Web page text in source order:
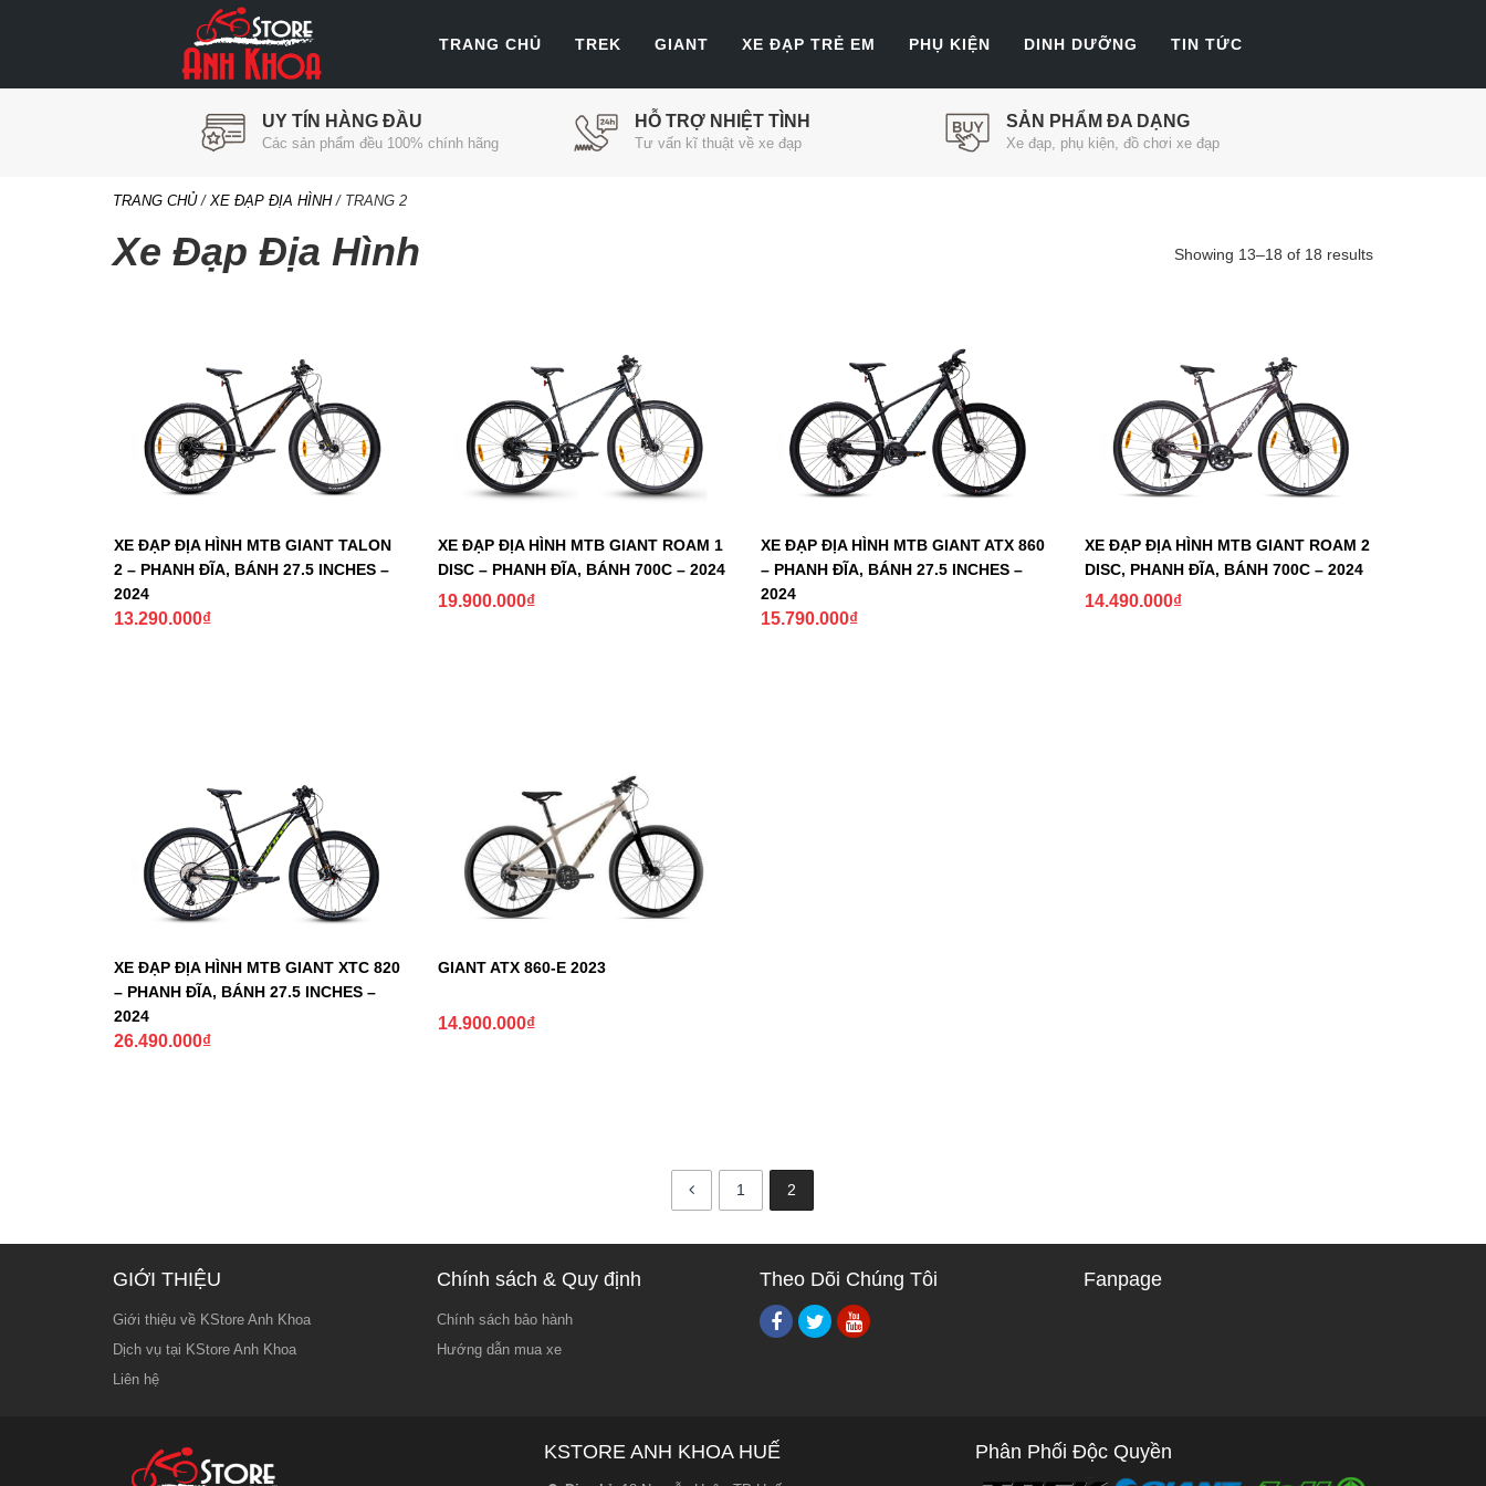
TRANG CHỦ TREK GIANT XE ĐẠP TRẺ EM PHỤ KIỆN DINH DƯỠNG TIN TỨC
UY TÍN HÀNG ĐẦU
Các sản phẩm đều 100% chính hãng
HỖ TRỢ NHIỆT TÌNH
Tư vấn kĩ thuật về xe đạp
SẢN PHẨM ĐA DẠNG
Xe đạp, phụ kiện, đồ chơi xe đạp
TRANG CHỦ/ XE ĐẠP ĐỊA HÌNH/ TRANG 2
Xe Đạp Địa Hình Showing 13–18 of 18 results
XE ĐẠP ĐỊA HÌNH MTB GIANT TALON
2 – PHANH ĐĨA, BÁNH 27.5 INCHES –
2024
13.290.000₫
XE ĐẠP ĐỊA HÌNH MTB GIANT ROAM 1
DISC – PHANH ĐĨA, BÁNH 700C – 2024
19.900.000₫
XE ĐẠP ĐỊA HÌNH MTB GIANT ATX 860
– PHANH ĐĨA, BÁNH 27.5 INCHES –
2024
15.790.000₫
XE ĐẠP ĐỊA HÌNH MTB GIANT ROAM 2
DISC, PHANH ĐĨA, BÁNH 700C – 2024
14.490.000₫
XE ĐẠP ĐỊA HÌNH MTB GIANT XTC 820
– PHANH ĐĨA, BÁNH 27.5 INCHES –
2024
26.490.000₫
GIANT ATX 860-E 2023
14.900.000₫
1 2
GIỚI THIỆU
Giới thiệu về KStore Anh Khoa
Dịch vụ tại KStore Anh Khoa
Liên hệ
Chính sách & Quy định
Chính sách bảo hành
Hướng dẫn mua xe
Theo Dõi Chúng Tôi Fanpage
KSTORE ANH KHOA HUẾ Phân Phối Độc Quyền